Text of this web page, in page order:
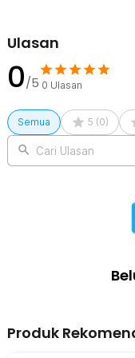
Ulasan
0/5 0 Ulasan
Semua 5 (0)
Cari Ulasan
Produk